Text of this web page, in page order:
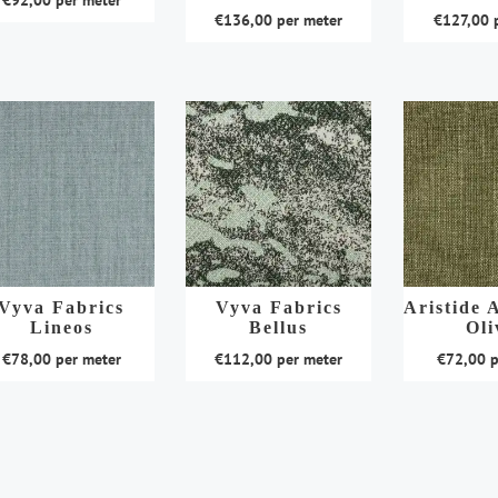
productpagina
€136,00 per meter
heeft
meerdere
variaties.
Deze
optie
kan
gekozen
worden
€127,00
heeft
meerdere
variaties.
Deze
optie
kan
gekozen
worden
Fabrics
Lineos
€78,00per meter
Vyva Fabrics
Bellus
€112,00 per meter
Aristide
€72,00